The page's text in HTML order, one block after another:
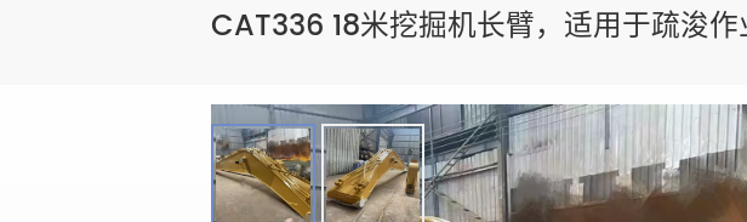
CAT336 18米挖掘机长臂，适用于疏浚